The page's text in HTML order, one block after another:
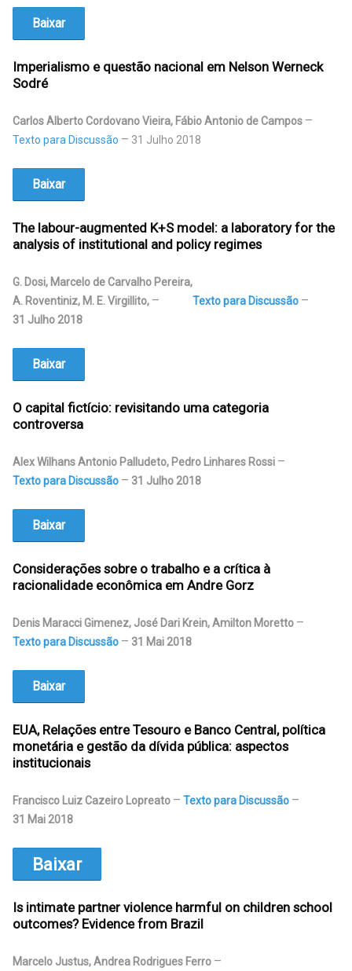
Baixar
Imperialismo e questão nacional em Nelson Werneck
Sodré
Carlos Alberto Cordovano Vieira, Fábio Antonio de Campos
Texto para Discussão
31 Julho 2018
Baixar
The labour-augmented K+S model: a laboratory for the
analysis of institutional and policy regimes
G. Dosi, Marcelo de Carvalho Pereira,
A. Roventiniz, M. E. Virgillito,
Texto para Discussão
31 Julho 2018
Baixar
O capital fictício: revisitando uma categoria
controversa
Alex Wilhans Antonio Palludeto, Pedro Linhares Rossi
Texto para Discussão
31 Julho 2018
Baixar
Considerações sobre o trabalho e a crítica à
racionalidade econômica em Andre Gorz
Denis Maracci Gimenez, José Dari Krein, Amilton Moretto
Texto para Discussão
31 Mai 2018
Baixar
EUA, Relações entre Tesouro e Banco Central, política
monetária e gestão da dívida pública: aspectos
institucionais
Francisco Luiz Cazeiro Lopreato
Texto para Discussão
31 Mai 2018
Baixar
Is intimate partner violence harmful on children school
outcomes? Evidence from Brazil
Marcelo Justus, Andrea Rodrigues Ferro